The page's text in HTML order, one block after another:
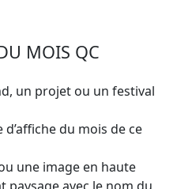
MOIS QC
un projet ou un festival
du mois de ce
une image en haute